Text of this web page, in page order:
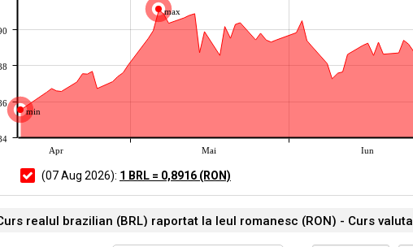
min
max
Apr Mai Iun
(07 Aug 2026): 1 BRL = 0,8916 (RON)
realul brazilian (BRL) raportat la leul romanesc (RON) - Curs